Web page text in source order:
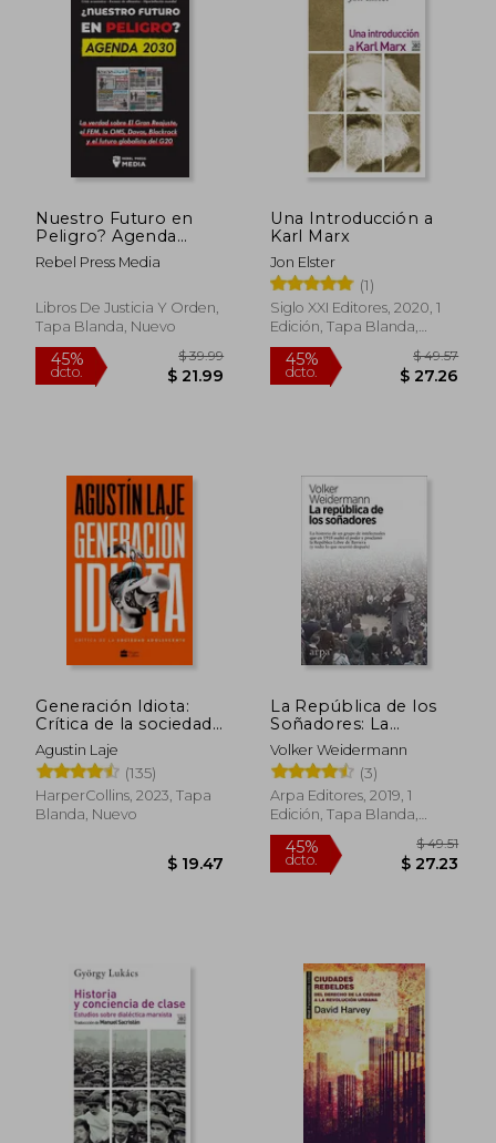
dcto. $ 34.98 dcto.
45%
dcto.
$ 34.13 45%
dcto.
Nuestro Futuro en
Peligro? Agenda
2030
Rebel Press Media
Libros De Justicia Y Orden,
Tapa Blanda, Nuevo
Una Introducción a
Karl Marx
Jon Elster
(1)
Siglo XXI Editores, 2020, 1
Edición, Tapa Blanda,
Nuevo
Generación Idiota:
Crítica de la sociedad
adolescente
Agustin Laje
(135)
HarperCollins, 2023, Tapa
Blanda, Nuevo
La República de los
Soñadores: La
Historia de un Grupo
de Intelectuales que
en 1918 Asaltó el
Poder y Proclamó la
República Libre de
Ocurrió Después)
Volker Weidermann
(3)
Arpa Editores, 2019, 1
Edición, Tapa Blanda,
Nuevo